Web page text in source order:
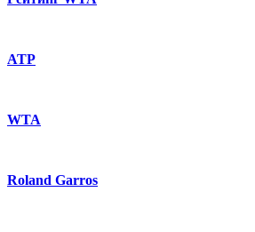
ATP
WTA
Roland Garros